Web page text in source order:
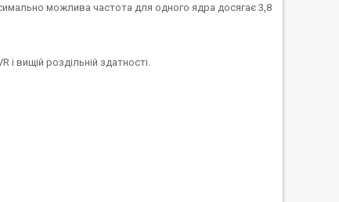
можлива частота для одного ядра досягає 3,8
і вищій роздільній здатності.